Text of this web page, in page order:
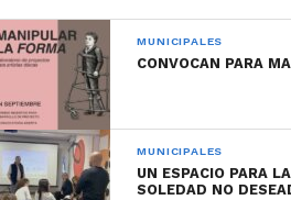
Es una herramienta
asegurar el origen de un
verificar que su contenido no
garantizando así su integridad y
cumple con las cuatro
holográfica: autenticidad,
MUNICIPALES
CONVOCAN PARA
MUNICIPALES
UN ESPACIO PARA
SOLEDAD NO